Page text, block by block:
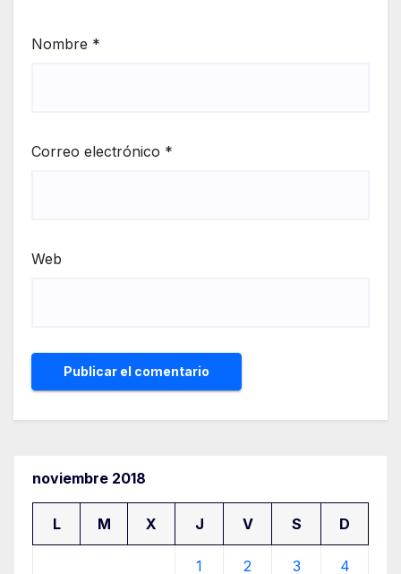
Nombre *
Correo electrónico *
Web
noviembre 2018
L M X J V S D
1 2 3 4